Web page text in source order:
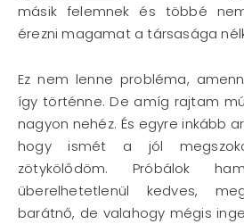
másik felemnek és többé
érezni magamat a társasága
Ez nem lenne probléma,
így történne. De amíg rajtam
nagyon nehéz. És egyre inkább
hogy ismét a jól
zötykölődöm. Próbálok
überelhetetlenül kedves,
barátnő, de valahogy mégis